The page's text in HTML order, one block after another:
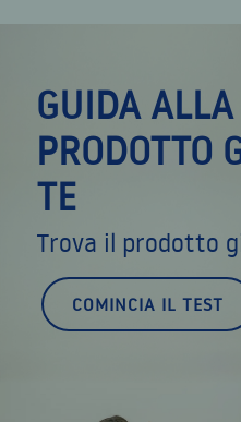
GUIDA ALLA
PRODOTTO
TE
Trova il prodotto
COMINCIA IL TEST